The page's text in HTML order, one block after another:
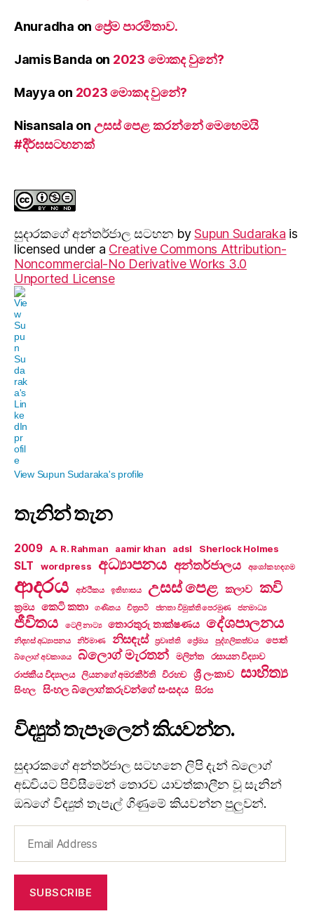
Anuradha on ප්‍රේම පාරමිතාව.
Jamis Banda on 2023 මොකද වුනේ?
Mayya on 2023 මොකද වුනේ?
Nisansala on උසස් පෙළ කරන්නේ මෙහෙමයි
#දීර්ඝසටහනක්
සුදාරක‍ගේ අන්තර්ජාල සටහන bySupun Sudaraka is
licensed under a Creative Commons Attribution-
Noncommercial-No Derivative Works 3.0
Unported License
View Supun Sudaraka's profile
තැනින් තැන
2009 A. R. Rahman aamir khan adsl Sherlock Holmes
SLT wordpress අධ්‍යාපනය අන්තර්ජාලය අශෝක හඳගම
ආදරය ආර්ථිකය ඉතිහාසය උසස් පෙළ කලාව කවි
ක්‍රමය කෙටි කතා ගණිතය චිත්‍රපටි ජනතා විමුක්ති පෙරමුණ ජනමාධ්‍ය
ජීවිතය ටෙලි නාට්‍ය තොරතුරු තාක්ෂණය දේශපාලනය
නිදහස් අධ්‍යාපනය නිර්මාණ නිසඳැස් ප්‍රවෘත්ති ප්‍රේමය පුද්ගලිකත්වය පොත්
බ්ලොග් අවකාශය බ්ලොග් මැරතන් මලින්ත
රසායන විද්‍යාව
රාජකීය විද්‍යාලය
ලියනගේ අමරකීර්ති විරහව ශ්‍රී ලංකාව සාහිත්‍ය
සිංහල සිංහල බ්ලොග්කරුවන්ගේ සංසදය සිරස
විද්‍යුත් තැපෑලෙන් කියවන්න.
සුදාරකගේ අන්තර්ජාල සටහනෙ ලිපි දැන් බ්ලොග්
අඩවියට පිවිසීමෙන් තොරව යාවත්කාලීන වූ සැනින්
ඔබගේ විද්‍යුත් තැපැල් ගිණුමේ කියවන්න පුලුවන්.
Address
SUBSCRIBE